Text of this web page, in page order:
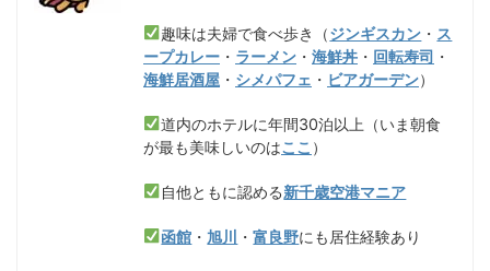
趣味は夫婦で食べ歩き（ジンギスカン ・ ス
ープカレー ・ ラーメン ・ 海鮮丼 ・ 回転寿司 ・
海鮮居酒屋 ・ シメパフェ ・ ビアガーデン）
道内のホテルに年間30泊以上（いま朝食
が最も美味しいのはここ ）
自他ともに認める新千歳空港マニア
函館 ・旭川 ・富良野にも居住経験あり